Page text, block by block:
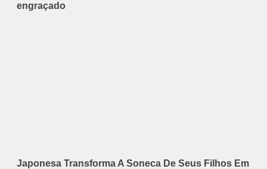
engraçado
Japonesa Transforma A Soneca De Seus Filhos Em